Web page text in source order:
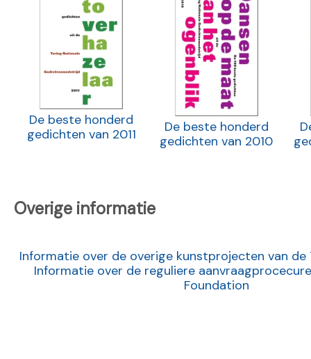
De beste honderd
gedichten van 2011
De beste honderd
gedichten van 2010
Overige informatie
Informatie over de overige kunstprojecten van de
Informatie over de reguliere
Foundation